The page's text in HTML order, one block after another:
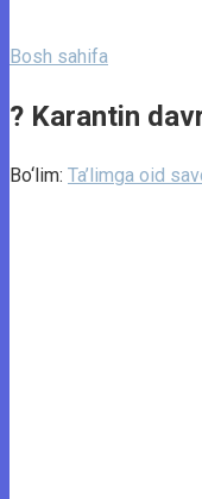
Bosh sahifa
? Karantin
Bo‘lim: Ta’limga oid